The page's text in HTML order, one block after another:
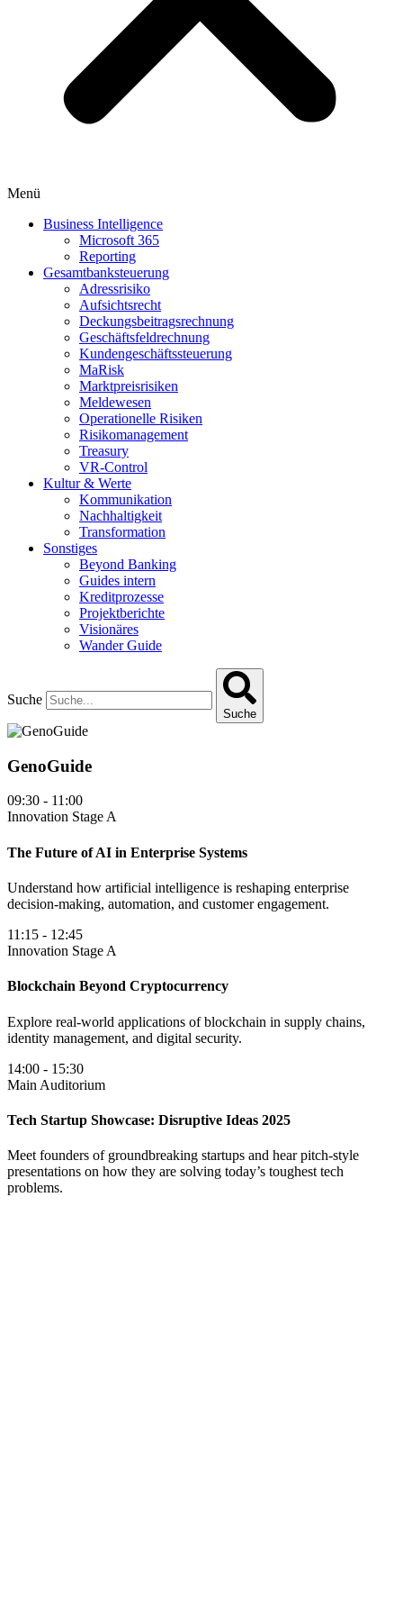
Menü
Business Intelligence
Microsoft 365
Reporting
Gesamtbanksteuerung
Adressrisiko
Aufsichtsrecht
Deckungsbeitragsrechnung
Geschäftsfeldrechnung
Kundengeschäftssteuerung
MaRisk
Marktpreisrisiken
Meldewesen
Operationelle Risiken
Risikomanagement
Treasury
VR-Control
Kultur & Werte
Kommunikation
Nachhaltigkeit
Transformation
Sonstiges
Beyond Banking
Guides intern
Kreditprozesse
Projektberichte
Visionäres
Wander Guide
Suche
Suche
GenoGuide
09:30 - 11:00
Innovation Stage A
The Future of AI in Enterprise Systems
Understand how artificial intelligence is reshaping enterprise
decision-making, automation, and customer engagement.
11:15 - 12:45
Innovation Stage A
Blockchain Beyond Cryptocurrency
Explore real-world applications of blockchain in supply chains,
identity management, and digital security.
14:00 - 15:30
Main Auditorium
Tech Startup Showcase: Disruptive Ideas 2025
Meet founders of groundbreaking startups and hear pitch-style
presentations on how they are solving today’s toughest tech
problems.